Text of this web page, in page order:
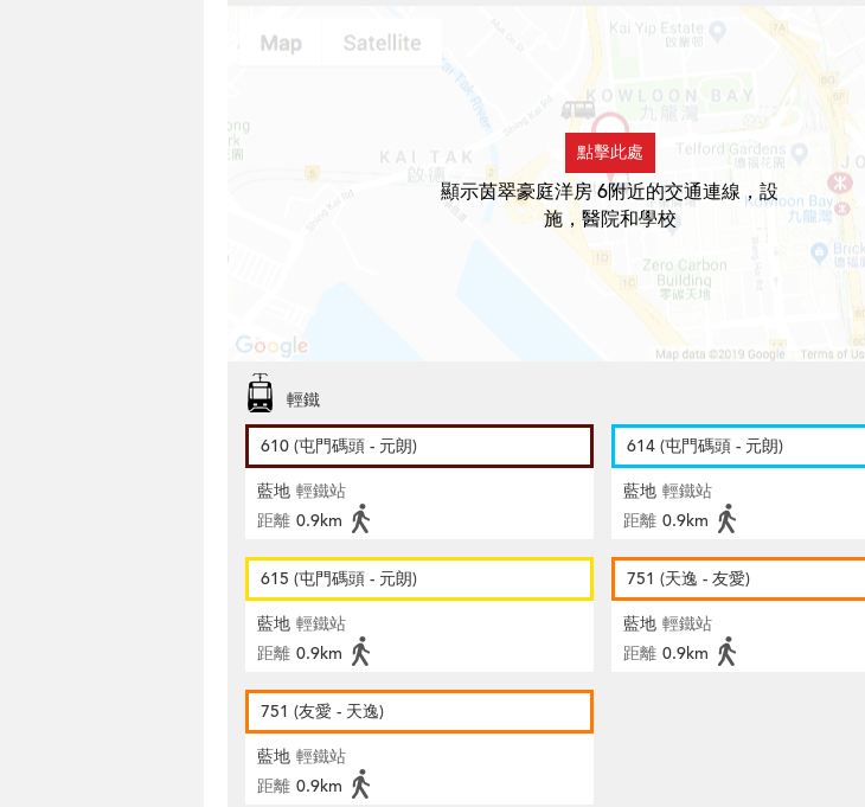
點擊此處
顯示茵翠豪庭洋房 6附近的交通連線，設
施，醫院和學校
輕鐵
610 (屯門碼頭 - 元朗)
藍地 輕鐵站
距離 0.9km
614 (屯門碼頭 - 元朗)
藍地 輕鐵站
距離 0.9km
615 (屯門碼頭 - 元朗)
藍地 輕鐵站
距離 0.9km
751 (天逸 - 友愛)
藍地 輕鐵站
距離 0.9km
751 (友愛 - 天逸)
藍地 輕鐵站
距離 0.9km